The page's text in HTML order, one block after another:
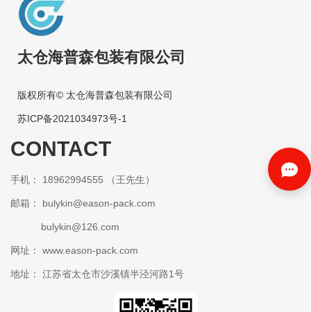
太仓海普森包装有限公司
版权所有© 太仓海普森包装有限公司
苏ICP备2021034973号-1
CONTACT
手机： 18962994555 （王先生）
邮箱： bulykin@eason-pack.com
bulykin@126.com
网址： www.eason-pack.com
地址： 江苏省太仓市沙溪镇半泾河路1号